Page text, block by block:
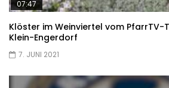
07:47
Klöster im Weinviertel vom PfarrTV-
Klein-Engerdorf
7. JUNI 2021